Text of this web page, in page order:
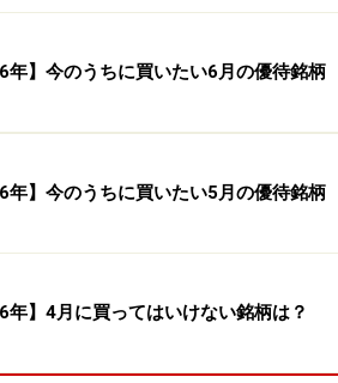
です。
るローソク足のそばに、折れ線が
ね。これを「移動平均線」と言い
日、週、月など一定期間の価格の
です。価格のトレンド（方向性）
Average」とも言います。
平均線に引き寄せられるように動
のため、株価が移動平均線から上
ら、移動平均線に引き寄せられて
年】今のうちに買いたい6月の優待銘柄
年】今のうちに買いたい5月の優待銘柄
年】4月に買ってはいけない銘柄は？